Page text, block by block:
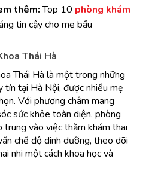
thêm: Top 10 phòng khám
tin cậy cho mẹ bầu
Thái Hà
Thái Hà là một trong những
tín tại Hà Nội, được nhiều mẹ
Với phương châm mang
sức khỏe toàn diện, phòng
trung vào việc thăm khám thai
chế độ dinh dưỡng, theo dõi
nhi một cách khoa học và